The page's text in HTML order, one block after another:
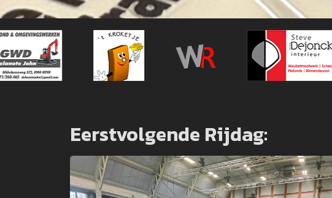
Eerstvolgende Rijdag: